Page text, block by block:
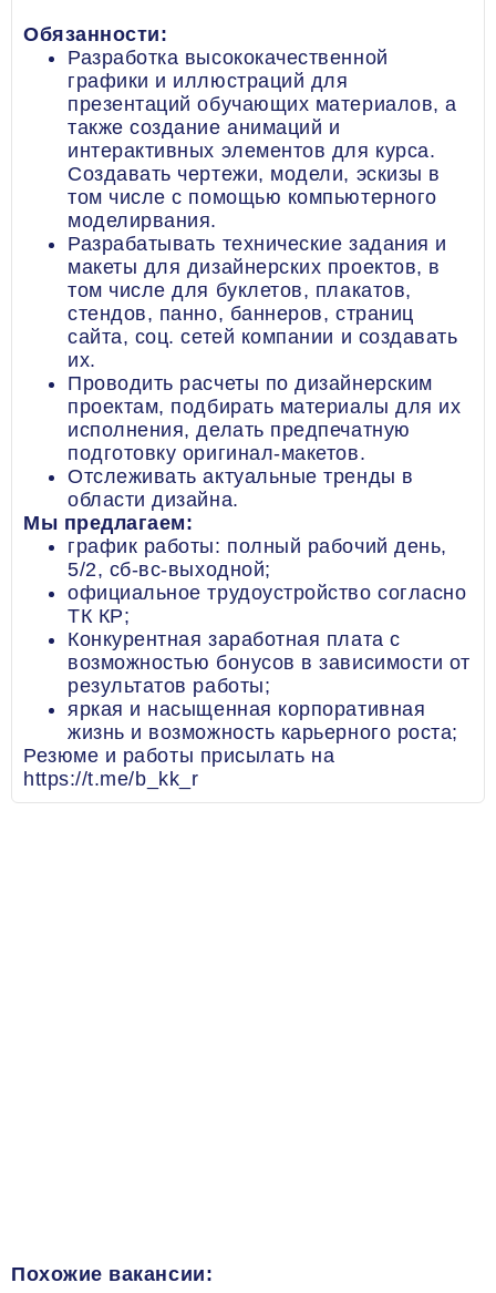
Обязанности:
Разработка высококачественной
графики и иллюстраций для
презентаций обучающих материалов, а
также создание анимаций и
интерактивных элементов для курса.
Создавать чертежи, модели, эскизы в
том числе с помощью компьютерного
моделирвания.
Разрабатывать технические задания и
макеты для дизайнерских проектов, в
том числе для буклетов, плакатов,
стендов, панно, баннеров, страниц
сайта, соц. сетей компании и создавать
их.
Проводить расчеты по дизайнерским
проектам, подбирать материалы для их
исполнения, делать предпечатную
подготовку оригинал-макетов.
Отслеживать актуальные тренды в
области дизайна.
Мы предлагаем:
график работы: полный рабочий день,
5/2, сб-вс-выходной;
официальное трудоустройство согласно
ТК КР;
Конкурентная заработная плата с
возможностью бонусов в зависимости от
результатов работы;
яркая и насыщенная корпоративная
жизнь и возможность карьерного роста;
Резюме и работы присылать на
https://t.me/b_kk_r
Похожие вакансии: